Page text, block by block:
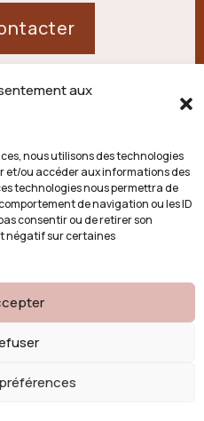
aux
nous utilisons des technologies
et/ou accéder aux informations des
technologies nous permettra de
de navigation ou les ID
consentir ou de retirer son
négatif sur certaines
Palisse,
générales